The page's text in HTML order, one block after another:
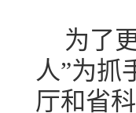
为了
人”为抓
厅和省